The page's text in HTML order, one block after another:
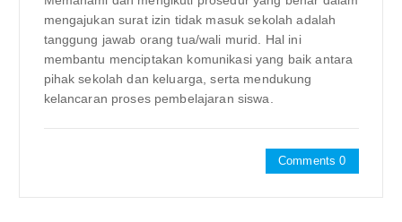
mengajukan surat izin tidak masuk sekolah adalah
tanggung jawab orang tua/wali murid. Hal ini
membantu menciptakan komunikasi yang baik antara
pihak sekolah dan keluarga, serta mendukung
kelancaran proses pembelajaran siswa.
Comments 0